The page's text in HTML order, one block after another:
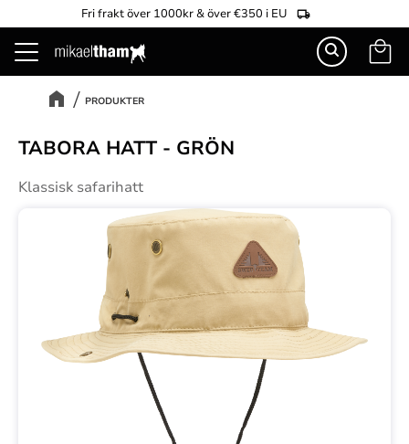
Meny
Fri frakt över 1000kr & över €350 i EU
PRODUKTER
TABORA HATT - GRÖN
Klassisk safarihatt